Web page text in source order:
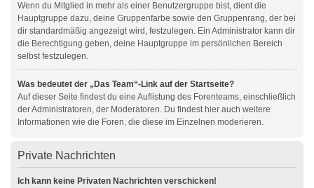
Wenn du Mitglied in mehr als einer Benutzergruppe bist, dient die
Hauptgruppe dazu, deine Gruppenfarbe sowie den Gruppenrang, der bei
dir standardmäßig angezeigt wird, festzulegen. Ein Administrator kann dir
die Berechtigung geben, deine Hauptgruppe im persönlichen Bereich
selbst festzulegen.
Was bedeutet der „Das Team“-Link auf der Startseite?
Auf dieser Seite findest du eine Auflistung des Forenteams, einschließlich
der Administratoren, der Moderatoren. Du findest hier auch weitere
Informationen wie die Foren, die diese im Einzelnen moderieren.
Private Nachrichten
Ich kann keine Privaten Nachrichten verschicken!